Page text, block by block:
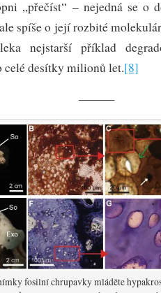
„přečíst“ – nejedná se o
spíše o její rozbité
nejstarší příklad
celé desítky milionů let.[8]
———
fosilní chrupavky mláděte